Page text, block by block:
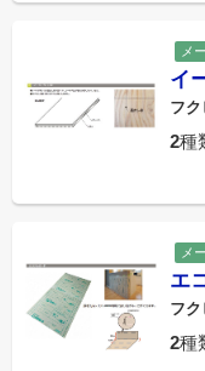
メ
イ
フ
2種
メ
エ
フ
2種